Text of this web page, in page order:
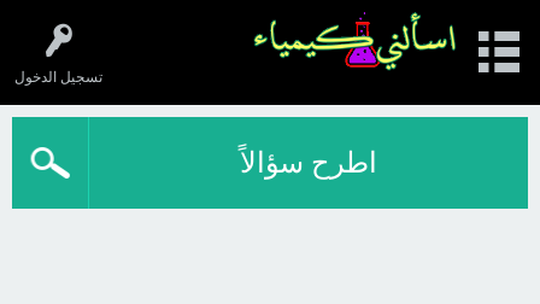
تسجيل الدخول
اطرح سؤالاً